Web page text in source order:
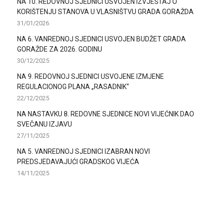
KORIŠTENJU STANOVA U VLASNIŠTVU GRADA GORAŽDA
31/01/2026
NA 6. VANREDNOJ SJEDNICI USVOJEN BUDŽET GRADA
GORAŽDE ZA 2026. GODINU
30/12/2025
NA 9. REDOVNOJ SJEDNICI USVOJENE IZMJENE
REGULACIONOG PLANA „RASADNIK“
22/12/2025
NA NASTAVKU 8. REDOVNE SJEDNICE NOVI VIJEĆNIK DAO
SVEČANU IZJAVU
27/11/2025
NA 5. VANREDNOJ SJEDNICI IZABRAN NOVI
PREDSJEDAVAJUĆI GRADSKOG VIJEĆA
14/11/2025